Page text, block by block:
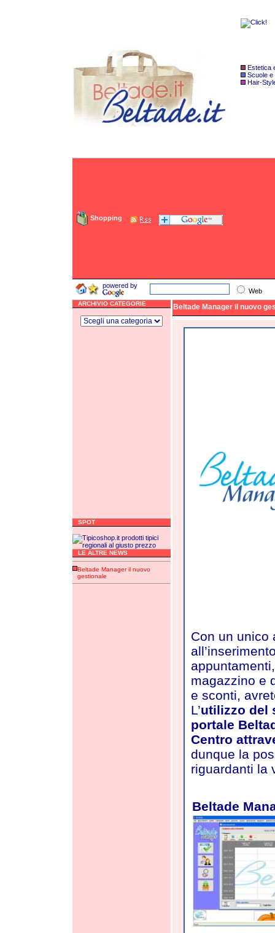
Estetica
Scuole e
Hair-
Shopping
powered by
Web
ARCHIVIO CATEGORIE
SPOT
LE ALTRE NEWS
Beltade Manager il nuovo
gestionale
Beltade Manager il nuovo
Con un unico
magazzino e
e sconti,
L’utilizzo del
portale
Centro
dunque la
riguardanti la
Beltade